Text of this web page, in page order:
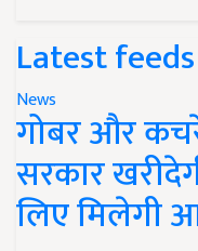
Latest feeds
News
गोबर और
सरकार
लिए मिलेगी